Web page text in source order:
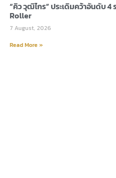
“คิว วุฒิไกร” ประเดิมคว้าอันดับ
Roller
7 August, 2026
Read More »